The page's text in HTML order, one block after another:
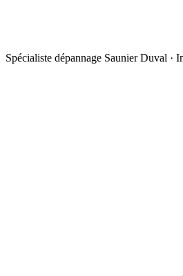
Spécialiste dépannage Saunier Duval ·